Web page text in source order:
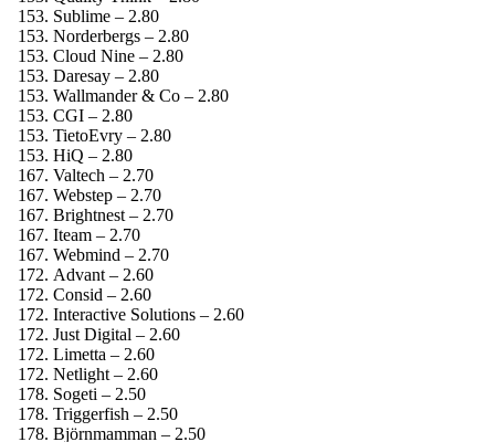
Sublime – 2.80
Norderbergs – 2.80
Cloud Nine – 2.80
Daresay – 2.80
Wallmander & Co – 2.80
CGI – 2.80
TietoEvry – 2.80
HiQ – 2.80
Valtech – 2.70
Webstep – 2.70
Brightnest – 2.70
Iteam – 2.70
Webmind – 2.70
Advant – 2.60
Consid – 2.60
Interactive Solutions – 2.60
Just Digital – 2.60
Limetta – 2.60
Netlight – 2.60
Sogeti – 2.50
Triggerfish – 2.50
Björnmamman – 2.50